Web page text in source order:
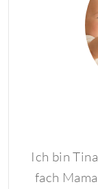
Ich bin
fach